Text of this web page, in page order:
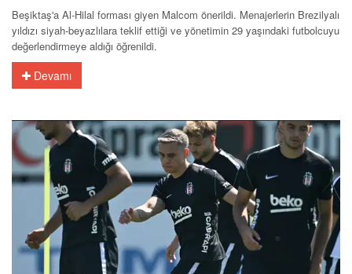
Beşiktaş'a Al-Hilal forması giyen Malcom önerildi. Menajerlerin Brezilyalı
yıldızı siyah-beyazlılara teklif ettiği ve yönetimin 29 yaşındaki futbolcuyu
değerlendirmeye aldığı öğrenildi.
Devamı